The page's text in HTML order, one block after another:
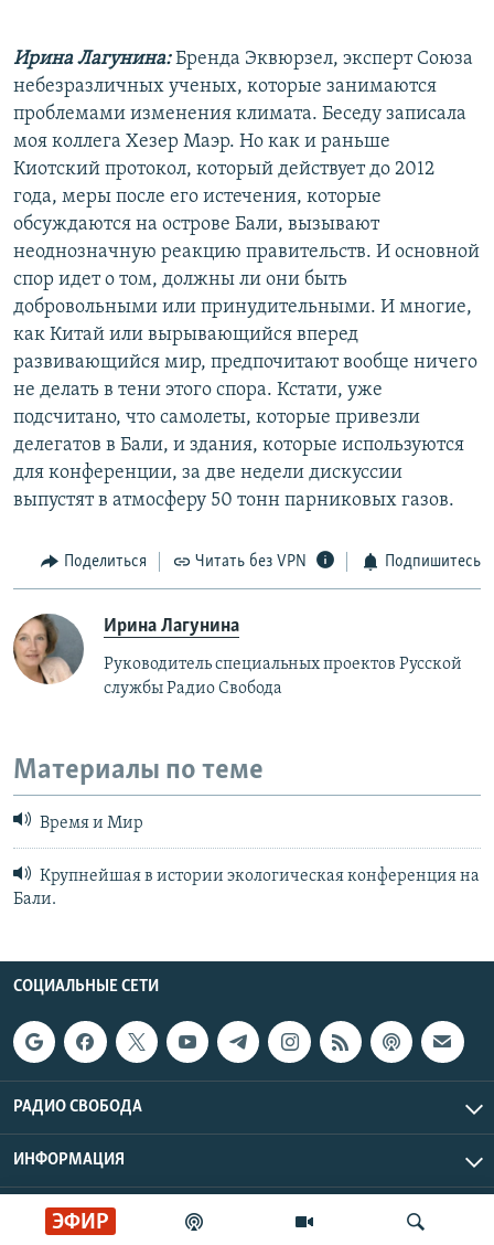
ЭФИР
Ирина Лагунина:Бренда Эквюрзел, эксперт Союза
небезразличных ученых, которые занимаются
проблемами изменения климата. Беседу записала
моя коллега Хезер Маэр. Но как и раньше
Киотский протокол, который действует до 2012
года, меры после его истечения, которые
обсуждаются на острове Бали, вызывают
неоднозначную реакцию правительств. И основной
спор идет о том, должны ли они быть
добровольными или принудительными. И многие,
как Китай или вырывающийся вперед
развивающийся мир, предпочитают вообще ничего
не делать в тени этого спора. Кстати, уже
подсчитано, что самолеты, которые привезли
делегатов в Бали, и здания, которые используются
для конференции, за две недели дискуссии
выпустят в атмосферу 50 тонн парниковых газов.
Поделиться Читать без VPN Подпишитесь
Ирина Лагунина
Руководитель специальных проектов Русской
службы Радио Свобода
Материалы по теме
Время и Мир
Крупнейшая в истории экологическая конференция на
Бали.
СОЦИАЛЬНЫЕ СЕТИ
РАДИО СВОБОДА
ИНФОРМАЦИЯ
Радио Свобода © 2026 RFE/RL, Inc. | Все права защищены.